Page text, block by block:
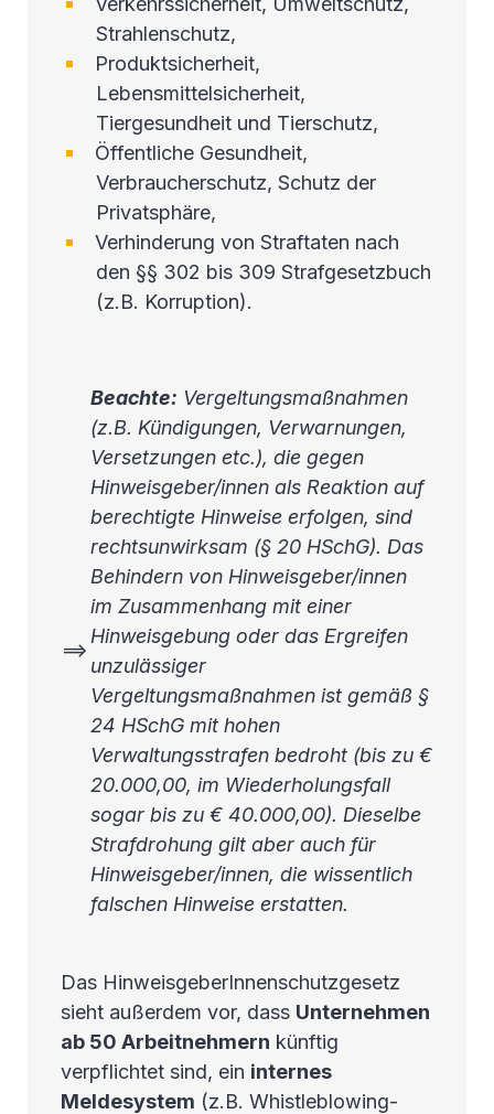
Strahlenschutz,
Produktsicherheit,
Lebensmittelsicherheit,
Tiergesundheit und Tierschutz,
Öffentliche Gesundheit,
Verbraucherschutz, Schutz der
Privatsphäre,
Verhinderung von Straftaten nach
den §§ 302 bis 309 Strafgesetzbuch
(z.B. Korruption).
==>
Beachte: Vergeltungsmaßnahmen
(z.B. Kündigungen, Verwarnungen,
Versetzungen etc.), die gegen
Hinweisgeber/innen als Reaktion auf
berechtigte Hinweise erfolgen, sind
rechtsunwirksam (§ 20 HSchG). Das
Behindern von Hinweisgeber/innen
im Zusammenhang mit einer
Hinweisgebung oder das Ergreifen
unzulässiger
Vergeltungsmaßnahmen ist gemäß §
24 HSchG mit hohen
Verwaltungsstrafen bedroht (bis zu €
20.000,00, im Wiederholungsfall
sogar bis zu € 40.000,00). Dieselbe
Strafdrohung gilt aber auch für
Hinweisgeber/innen, die wissentlich
falschen Hinweise erstatten.
Das HinweisgeberInnenschutzgesetz
sieht außerdem vor, dass Unternehmen
ab 50 Arbeitnehmern künftig
verpflichtet sind, ein internes
Meldesystem (z.B. Whistleblowing-